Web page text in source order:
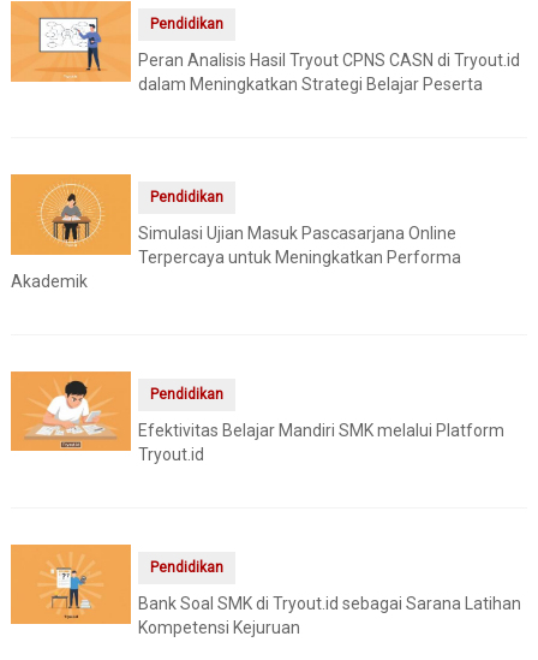
Pendidikan
Peran Analisis Hasil Tryout CPNS CASN di Tryout.id
dalam Meningkatkan Strategi Belajar Peserta
Pendidikan
Simulasi Ujian Masuk Pascasarjana Online
Terpercaya untuk Meningkatkan Performa
Akademik
Pendidikan
Efektivitas Belajar Mandiri SMK melalui Platform
Tryout.id
Pendidikan
Bank Soal SMK di Tryout.id sebagai Sarana Latihan
Kompetensi Kejuruan